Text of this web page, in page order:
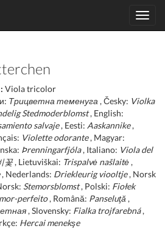
Viola tricolor
Трицветна теменуга , Česky: Violka
Stedmoderblomst, English:
salvaje, Eesti: Aaskannike,
Violette odorante, Magyar:
Þrenningarfjóla, Italiano: Viola del
꽃, Lietuviškai: Trispalvė našlaitė ,
, Nederlands: Driekleurig viooltje, Norsk
Stemorsblomst, Polski: Fiołek
perfeito, Română: Panseluţă ,
, Slovensky: Fialka trojfarebná,
Hercai menekşe